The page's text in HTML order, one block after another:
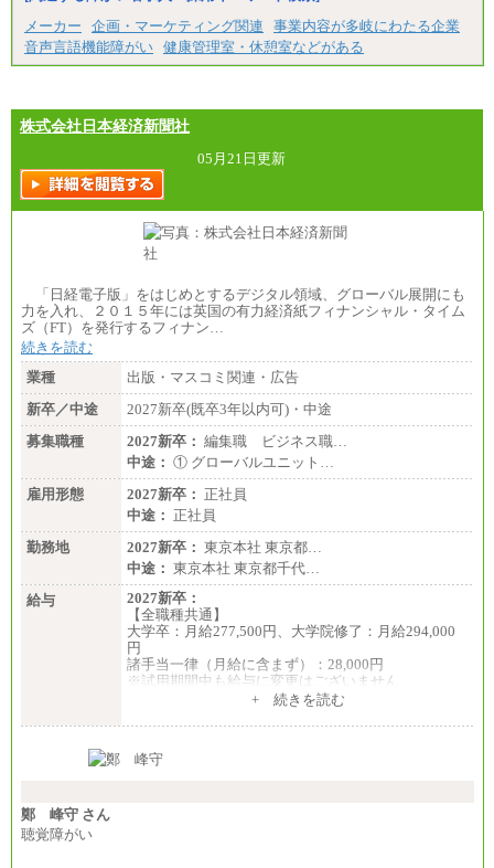
メーカー
企画・マーケティング関連
事業内容が多岐にわたる企業
音声言語機能障がい 健康管理室・休憩室などがある
株式会社日本経済新聞社
05月21日更新
「日経電子版」をはじめとするデジタル領域、グローバル展開にも
力を入れ、２０１５年には英国の有力経済紙フィナンシャル・タイム
ズ（FT）を発行するフィナン…
続きを読む
業種
出版・マスコミ関連・広告
新卒／中途
2027新卒(既卒3年以内可)・中途
募集職種
2027新卒： 編集職 ビジネス職…
中途： ① グローバルユニット…
雇用形態
2027新卒： 正社員
中途： 正社員
勤務地
2027新卒： 東京本社 東京都…
中途： 東京本社 東京都千代…
給与
2027新卒：
【全職種共通】
大学卒：月給277,500円、大学院修了：月給294,000
円
諸手当一律（月給に含まず）：28,000円
※試用期間中も給与に変更はございません
月給370,000円～
ます。
+ 続きを読む
鄭 峰守 さん
聴覚障がい